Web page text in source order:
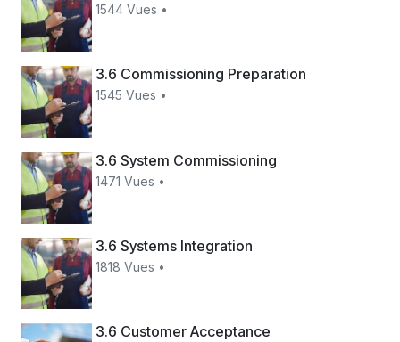
1544 Vues •
3.6 Commissioning Preparation
1545 Vues •
3.6 System Commissioning
1471 Vues •
3.6 Systems Integration
1818 Vues •
3.6 Customer Acceptance